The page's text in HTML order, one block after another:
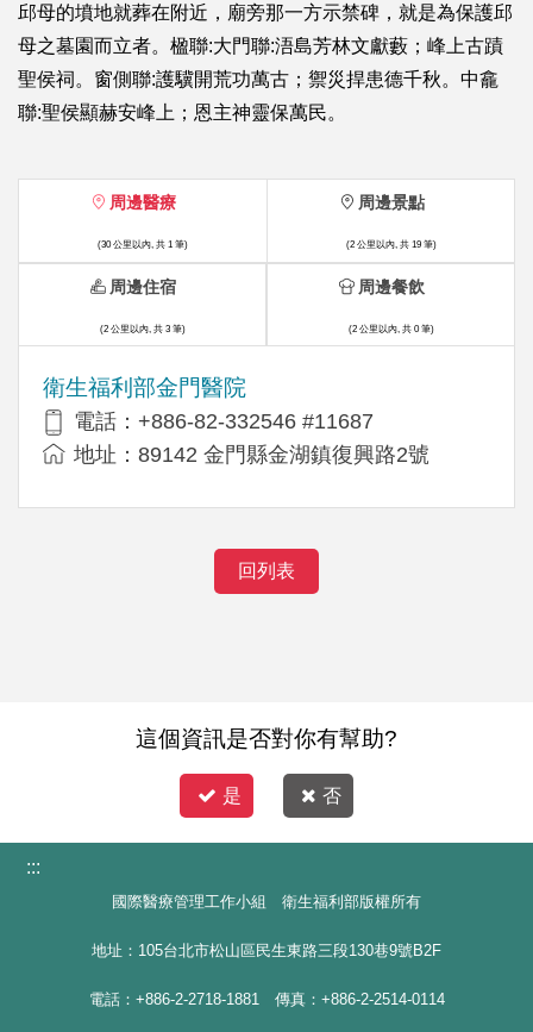
邱母的墳地就葬在附近，廟旁那一方示禁碑，就是為保護邱
母之墓園而立者。楹聯:大門聯:浯島芳林文獻藪；峰上古蹟
聖侯祠。窗側聯:護驥開荒功萬古；禦災捍患德千秋。中龕
聯:聖侯顯赫安峰上；恩主神靈保萬民。
周邊醫療
(30 公里以內, 共 1 筆)
衛生福利部金門醫院
電話：+886-82-332546 #11687
地址：89142 金門縣金湖鎮復興路2號
周邊景點
(2 公里以內, 共 19 筆)
周邊住宿
(2 公里以內, 共 3 筆)
周邊餐飲
(2 公里以內, 共 0 筆)
回列表
這個資訊是否對你有幫助?
是 否
:::
國際醫療管理工作小組 衛生福利部版權所有
地址：105台北市松山區民生東路三段130巷9號B2F
電話：+886-2-2718-1881 傳真：+886-2-2514-0114